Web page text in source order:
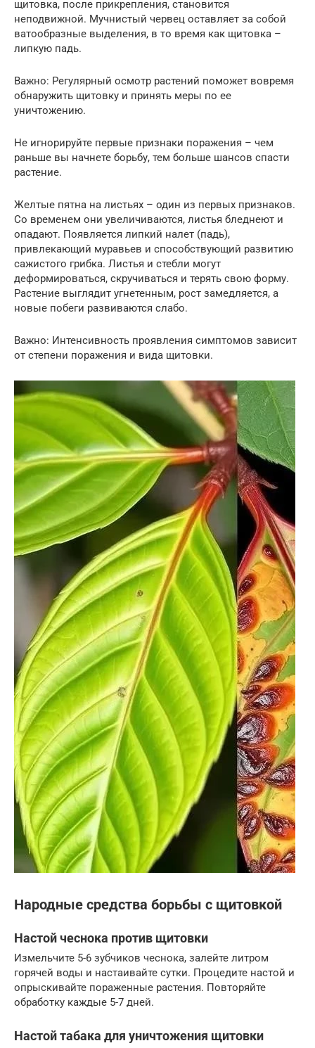
щитовка, после прикрепления, становится
неподвижной. Мучнистый червец оставляет за собой
ватообразные выделения, в то время как щитовка –
липкую падь.
Важно: Регулярный осмотр растений поможет вовремя
обнаружить щитовку и принять меры по ее
уничтожению.
Не игнорируйте первые признаки поражения – чем
раньше вы начнете борьбу, тем больше шансов спасти
растение.
Желтые пятна на листьях – один из первых признаков.
Со временем они увеличиваются, листья бледнеют и
опадают. Появляется липкий налет (падь),
привлекающий муравьев и способствующий развитию
сажистого грибка. Листья и стебли могут
деформироваться, скручиваться и терять свою форму.
Растение выглядит угнетенным, рост замедляется, а
новые побеги развиваются слабо.
Важно: Интенсивность проявления симптомов зависит
от степени поражения и вида щитовки.
Народные средства борьбы с щитовкой
Настой чеснока против щитовки
Измельчите 5-6 зубчиков чеснока, залейте литром
горячей воды и настаивайте сутки. Процедите настой и
опрыскивайте пораженные растения. Повторяйте
обработку каждые 5-7 дней.
Настой табака для уничтожения щитовки